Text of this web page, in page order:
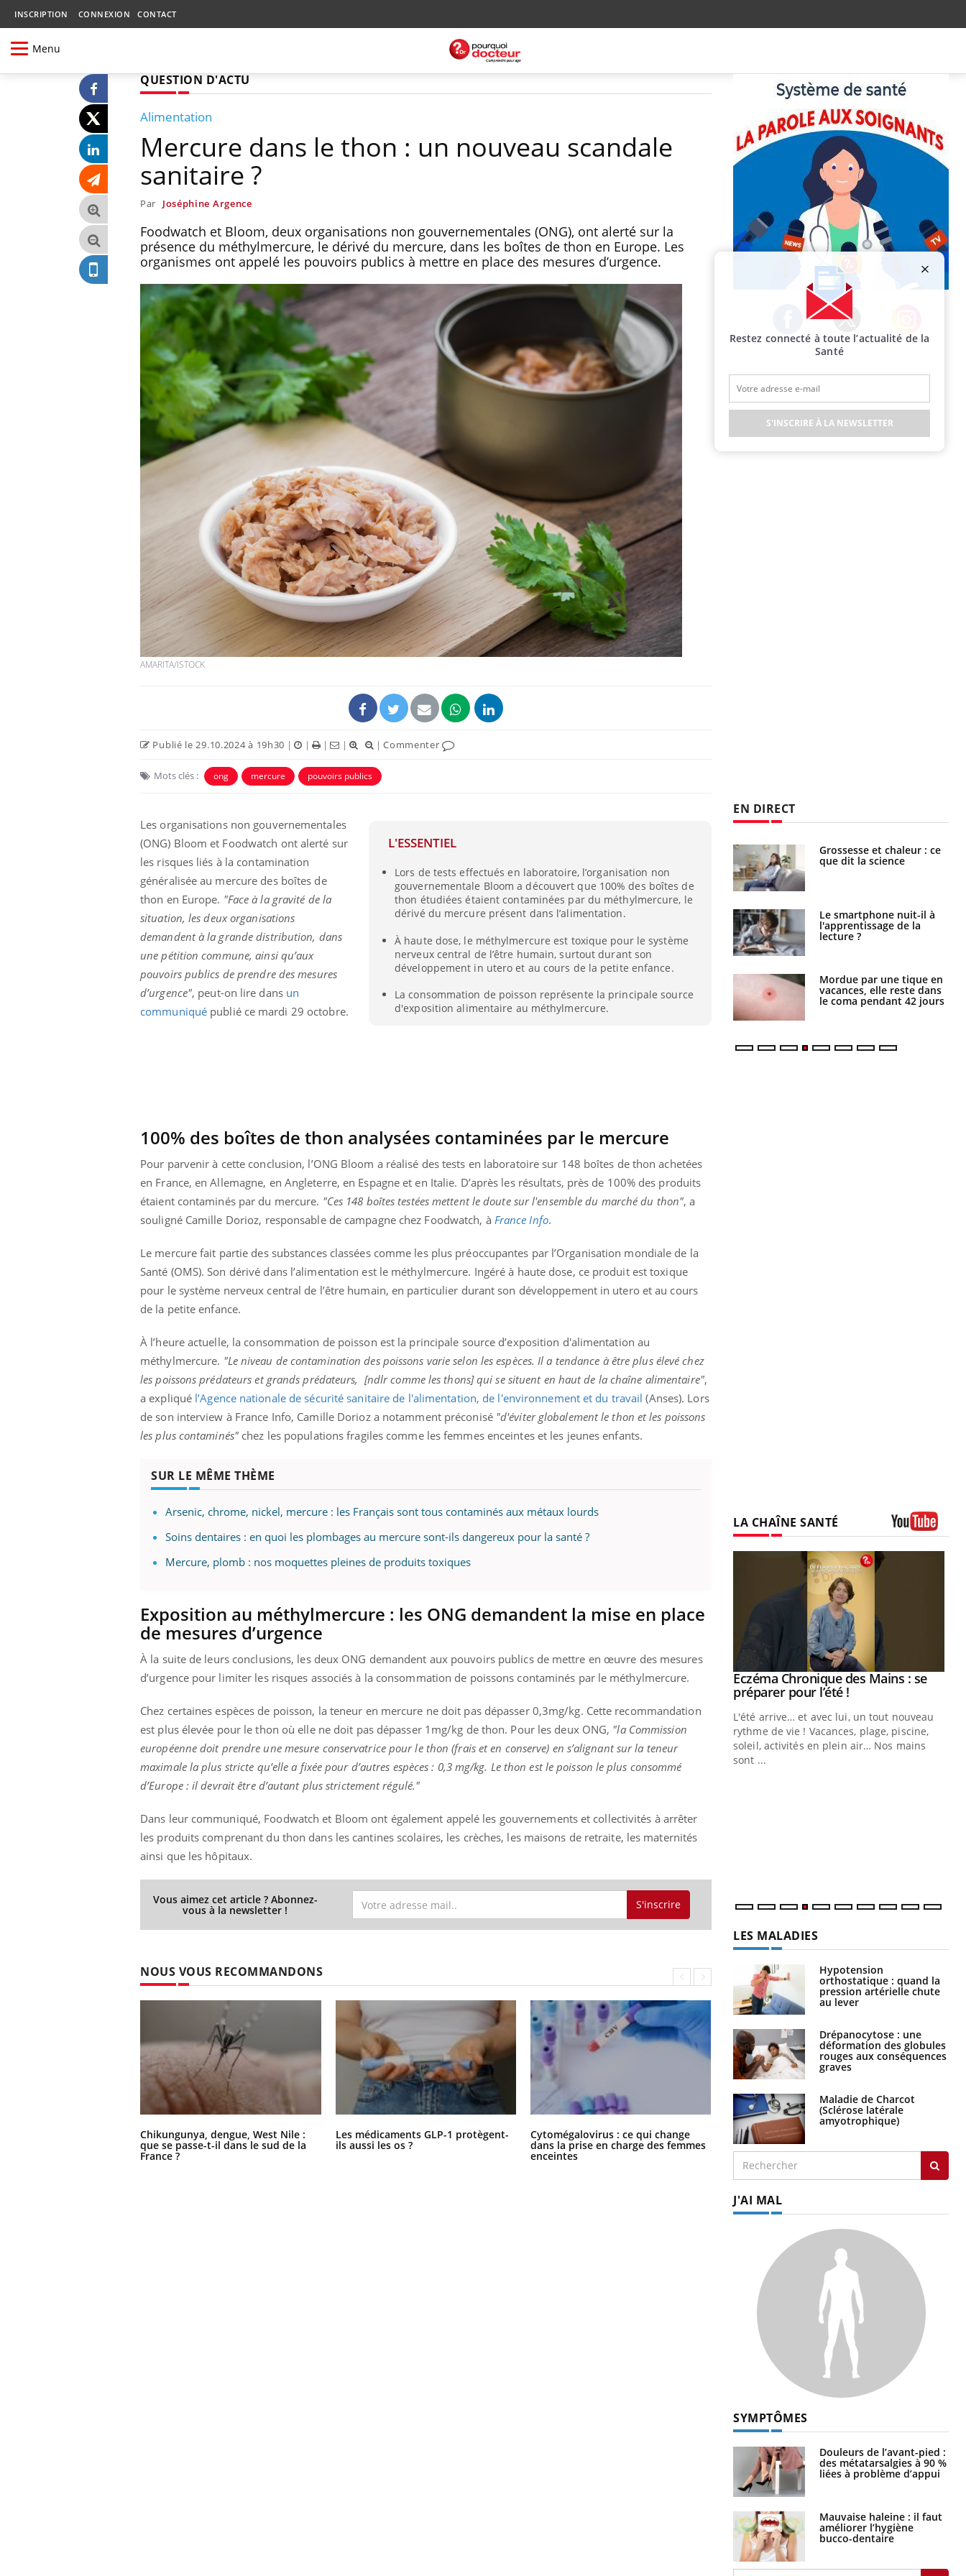
INSCRIPTION CONNEXION CONTACT
Menu
QUESTION D'ACTU
Alimentation
Mercure dans le thon : un nouveau scandale
sanitaire ?
Par Joséphine Argence
Foodwatch et Bloom, deux organisations non gouvernementales (ONG), ont alerté sur la
présence du méthylmercure, le dérivé du mercure, dans les boîtes de thon en Europe. Les
organismes ont appelé les pouvoirs publics à mettre en place des mesures d’urgence.
AMARITA/ISTOCK
Publié le 29.10.2024 à 19h30 | | | | |Commenter
Mots clés : ong mercure pouvoirs publics
L'ESSENTIEL
Lors de tests effectués en laboratoire, l’organisation non
gouvernementale Bloom a découvert que 100% des boîtes de
thon étudiées étaient contaminées par du méthylmercure, le
dérivé du mercure présent dans l’alimentation.
À haute dose, le méthylmercure est toxique pour le système
nerveux central de l’être humain, surtout durant son
développement in utero et au cours de la petite enfance.
La consommation de poisson représente la principale source
d'exposition alimentaire au méthylmercure.
Les organisations non gouvernementales
(ONG) Bloom et Foodwatch ont alerté sur
les risques liés à la contamination
généralisée au mercure des boîtes de
thon en Europe. "Face à la gravité de la
situation, les deux organisations
demandent à la grande distribution, dans
une pétition commune, ainsi qu’aux
pouvoirs publics de prendre des mesures
d’urgence", peut-on lire dans un
communiqué publié ce mardi 29 octobre.
100% des boîtes de thon analysées contaminées par le mercure
Pour parvenir à cette conclusion, l’ONG Bloom a réalisé des tests en laboratoire sur 148 boîtes de thon achetées
en France, en Allemagne, en Angleterre, en Espagne et en Italie. D’après les résultats, près de 100% des produits
étaient contaminés par du mercure. "Ces 148 boîtes testées mettent le doute sur l'ensemble du marché du thon", a
souligné Camille Dorioz, responsable de campagne chez Foodwatch, à France Info.
Le mercure fait partie des substances classées comme les plus préoccupantes par l’Organisation mondiale de la
Santé (OMS). Son dérivé dans l’alimentation est le méthylmercure. Ingéré à haute dose, ce produit est toxique
pour le système nerveux central de l’être humain, en particulier durant son développement in utero et au cours
de la petite enfance.
À l’heure actuelle, la consommation de poisson est la principale source d’exposition d'alimentation au
méthylmercure. "Le niveau de contamination des poissons varie selon les espèces. Il a tendance à être plus élevé chez
les poissons prédateurs et grands prédateurs, [ndlr comme les thons] qui se situent en haut de la chaîne alimentaire",
a expliqué l’Agence nationale de sécurité sanitaire de l'alimentation, de l'environnement et du travail (Anses). Lors
de son interview à France Info, Camille Dorioz a notamment préconisé"d'éviter globalement le thon et les poissons
les plus contaminés" chez les populations fragiles comme les femmes enceintes et les jeunes enfants.
SUR LE MÊME THÈME
Arsenic, chrome, nickel, mercure : les Français sont tous contaminés aux métaux lourds
Soins dentaires : en quoi les plombages au mercure sont-ils dangereux pour la santé ?
Mercure, plomb : nos moquettes pleines de produits toxiques
Exposition au méthylmercure : les ONG demandent la mise en place
de mesures d’urgence
À la suite de leurs conclusions, les deux ONG demandent aux pouvoirs publics de mettre en œuvre des mesures
d’urgence pour limiter les risques associés à la consommation de poissons contaminés par le méthylmercure.
Chez certaines espèces de poisson, la teneur en mercure ne doit pas dépasser 0,3mg/kg. Cette recommandation
est plus élevée pour le thon où elle ne doit pas dépasser 1mg/kg de thon. Pour les deux ONG, "la Commission
européenne doit prendre une mesure conservatrice pour le thon (frais et en conserve) en s’alignant sur la teneur
maximale la plus stricte qu’elle a fixée pour d’autres espèces : 0,3 mg/kg. Le thon est le poisson le plus consommé
d’Europe : il devrait être d’autant plus strictement régulé."
Dans leur communiqué, Foodwatch et Bloom ont également appelé les gouvernements et collectivités à arrêter
les produits comprenant du thon dans les cantines scolaires, les crèches, les maisons de retraite, les maternités
ainsi que les hôpitaux.
Vous aimez cet article ? Abonnez-
vous à la newsletter ! S'inscrire
NOUS VOUS RECOMMANDONS
Chikungunya, dengue, West Nile :
que se passe-t-il dans le sud de la
France ?
Les médicaments GLP-1 protègent-
ils aussi les os ?
Cytomégalovirus : ce qui change
dans la prise en charge des femmes
enceintes
La sieste empêche-t-elle de dormir
la nuit ?
Facebook Twitter Instagram
EN DIRECT
La sieste empêche-t-elle
de dormir la nuit ?
VIH : la fin du comprimé
tous les jours se profile-t-
elle enfin ?
Pourquoi votre ventre
gâche-t-il les premiers
jours de vos vacances ?
Fortes chaleurs :
noyade grimpe-t-il ?
Le Viagra pourrait-il
cancer ?
de protéines pourrait
finalement être bénéfique
Le smartphone nuit-il à
lecture ?
vacances, elle reste dans
le coma pendant 42 jours
Mordue par un
barracuda, une petite fille
secourue grâce à un
Légionellose en Suisse :
quelle est l’origine de la
contamination ?
Allergies alimentaires :
une nouvelle arme contre
les réactions sévères
LA CHAÎNE SANTÉ
Fatigue, irritabilité, brouillard mental ou
même alopécie… Les symptômes de la
carence en fer sont multiples ce qui la rend
Youtube
Insuline & Charge mentale : et si on
En 2026, l'insuline dans le diabète de type 2
reste entourée d'idées reçues chez les
patients comme parfois chez les soignants.
Youtube
Eczéma Chronique des Mains : se
L'été arrive… et avec lui, un tout nouveau
rythme de vie ! Vacances, plage, piscine,
soleil, activités en plein air… Nos mains
sont ...
LES MALADIES
Hypotension
orthostatique : quand la
pression artérielle chute
au lever
Drépanocytose : une
déformation des globules
rouges aux conséquences
graves
Maladie de Charcot
(Sclérose latérale
amyotrophique)
J'AI MAL
SYMPTÔMES
Douleurs de l’avant-pied :
des métatarsalgies à 90 %
liées à problème d’appui
Mauvaise haleine : il faut
améliorer l’hygiène
bucco-dentaire
Restez connecté à toute l’actualité de la
Santé
S'INSCRIRE À LA NEWSLETTER